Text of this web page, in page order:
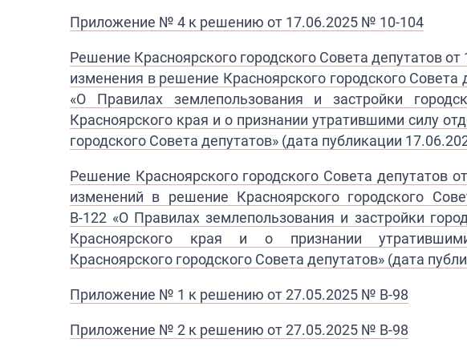
Приложение № 4 к решению от 17.06.2025 № 10-104
Решение Красноярского городского Совета депутатов
изменения в решение Красноярского городского Совета
«О Правилах землепользования и застройки
Красноярского края и о признании утратившими силу
городского Совета депутатов» (дата публикации
Решение Красноярского городского Совета депутатов
изменений в решение Красноярского городского
В-122 «О Правилах землепользования и застройки
Красноярского края и о признании
Красноярского городского Совета депутатов» ​(дата
Приложение № 1 к решению от 27.05.2025 № В-98
Приложение № 2 к ре​шению от 27.05.2025 № В-98